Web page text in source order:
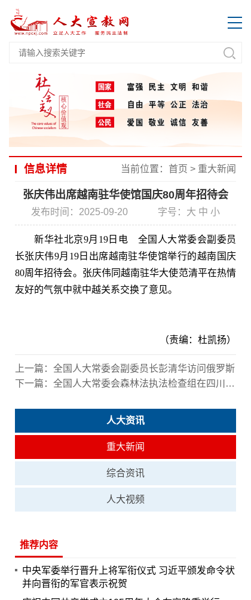
信息详情 当前位置： 首页 > 重大新闻
张庆伟出席越南驻华使馆国庆80周年招待会
发布时间：2025-09-20 字号： 大 中 小
新华社北京9月19日电 全国人大常委会副委员
长张庆伟9月19日出席越南驻华使馆举行的越南国庆
80周年招待会。张庆伟同越南驻华大使范清平在热情
友好的气氛中就中越关系交换了意见。
（责编：杜凯扬）
上一篇： 全国人大常委会副委员长彭清华访问俄罗斯
下一篇： 全国人大常委会森林法执法检查组在四川检查
人大资讯
重大新闻
综合资讯
人大视频
推荐内容
中央军委举行晋升上将军衔仪式 习近平颁发命令状
并向晋衔的军官表示祝贺